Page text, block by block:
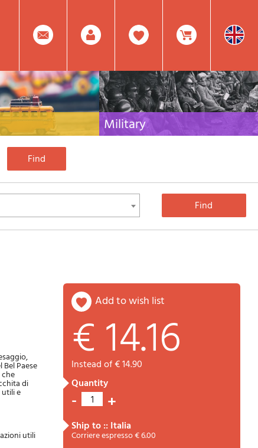
0
Item(s)
In
Cart
Facebook
Create
literature for Italy,
of the world
Military
Collection of the best publications (books and
Paese
di
e
utili
add to wish list
€ 14.16
instead of € 14.90
quantity
- 1 +
ship to :: Italia
Corriere espresso € 6.00